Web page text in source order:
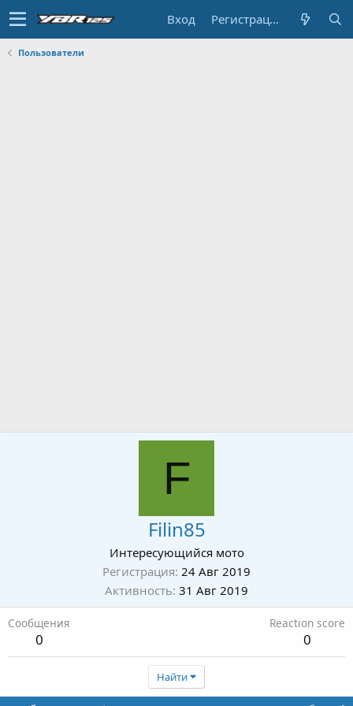
Вход Регистрация
Пользователи
F
Filin85
Интересующийся мото
Регистрация 24 Авг 2019
Активность 31 Авг 2019
Сообщения
0
Reaction score
0
Найти